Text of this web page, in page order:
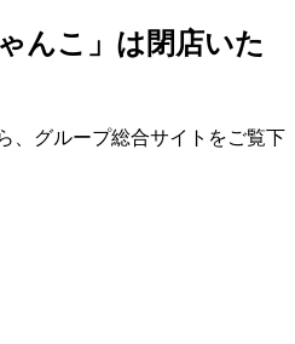
んこ」は閉店いた
、グループ総合サイトをご覧下